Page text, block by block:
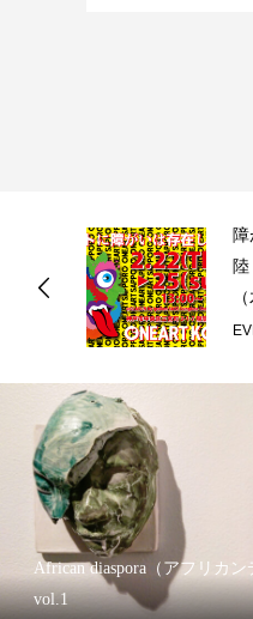
African diaspora（アフリカ
vol.1